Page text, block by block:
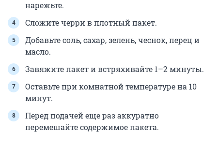
нарежьте.
Сложите черри в плотный пакет.
Добавьте соль, сахар, зелень, чеснок, перец и
масло.
Завяжите пакет и встряхивайте 1–2 минуты.
Оставьте при комнатной температуре на 10
минут.
Перед подачей еще раз аккуратно
перемешайте содержимое пакета.